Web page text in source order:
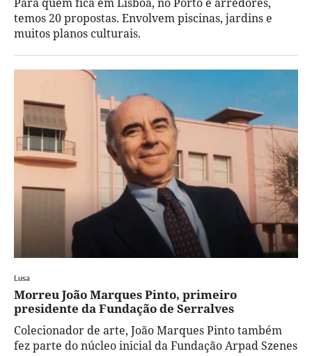
temos 20 propostas. Envolvem piscinas, jardins e
muitos planos culturais.
Lusa
Morreu João Marques Pinto, primeiro
presidente da Fundação de Serralves
Colecionador de arte, João Marques Pinto também
fez parte do núcleo inicial da Fundação Arpad Szenes